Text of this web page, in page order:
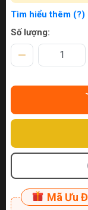
Tìm hiểu thêm (?)
Số lượng:
Mã Ưu